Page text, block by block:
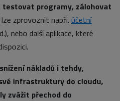
programy, zálohovat
zprovoznit napři. účetní
nebo další aplikace, které
nákladů i tehdy,
infrastruktury do cloudu,
zvážit přechod do